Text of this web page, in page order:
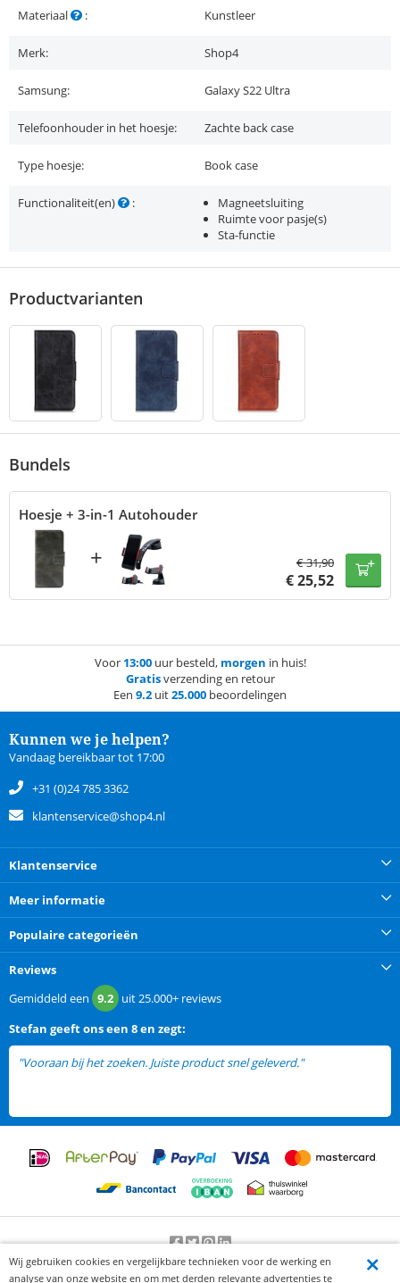
Materiaal : Kunstleer
Merk: Shop4
Samsung: Galaxy S22 Ultra
Telefoonhouder in het hoesje: Zachte back case
Type hoesje: Book case
Functionaliteit(en) :
Magneetsluiting
Ruimte voor pasje(s)
Sta-functie
Productvarianten
Bundels
Hoesje + 3-in-1 Autohouder
+ €31,90
€25,52
Voor 13:00uur besteld, morgen in huis!
Gratisverzending en retour
Een 9.2 uit25.000 beoordelingen
Kunnen we je helpen?
Vandaag bereikbaar tot 17:00
+31 (0)24 785 3362
klantenservice@shop4.nl
Klantenservice
Meer informatie
Populaire categorieën
Reviews
Gemiddeld een 9.2 uit25.000+ reviews
Stefan geeft ons een 8 en zegt:
"Vooraan bij het zoeken. Juiste product snel geleverd."
Beoordeling door klanten:9.2/10-25000beoordelingen
Wij gebruiken cookies en vergelijkbare technieken voor de werking en
analyse van onze website en om met derden relevante advertenties te